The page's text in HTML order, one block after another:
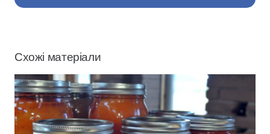
Схожі матеріали